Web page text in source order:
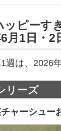
ッピーす
月1日・2
週は、2026
リーズ
ャーシュー